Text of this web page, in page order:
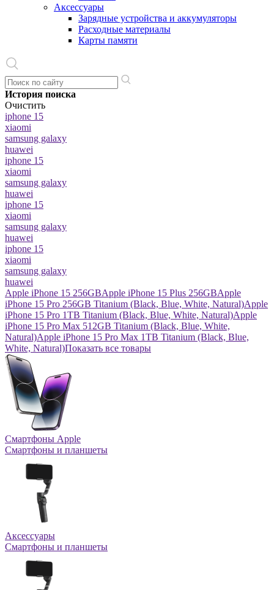
Аксессуары
Зарядные устройства и аккумуляторы
Расходные материалы
Карты памяти
История поиска
Очистить
iphone 15
xiaomi
samsung galaxy
huawei
iphone 15
xiaomi
samsung galaxy
huawei
iphone 15
xiaomi
samsung galaxy
huawei
iphone 15
xiaomi
samsung galaxy
huawei
Apple iPhone 15 256GBApple iPhone 15 Plus 256GBApple
iPhone 15 Pro 256GB Titanium (Black, Blue, White, Natural)Apple
iPhone 15 Pro 1TB Titanium (Black, Blue, White, Natural)Apple
iPhone 15 Pro Max 512GB Titanium (Black, Blue, White,
Natural)Apple iPhone 15 Pro Max 1TB Titanium (Black, Blue,
White, Natural)Показать все товары
Смартфоны Apple
Смартфоны и планшеты
Аксессуары
Смартфоны и планшеты